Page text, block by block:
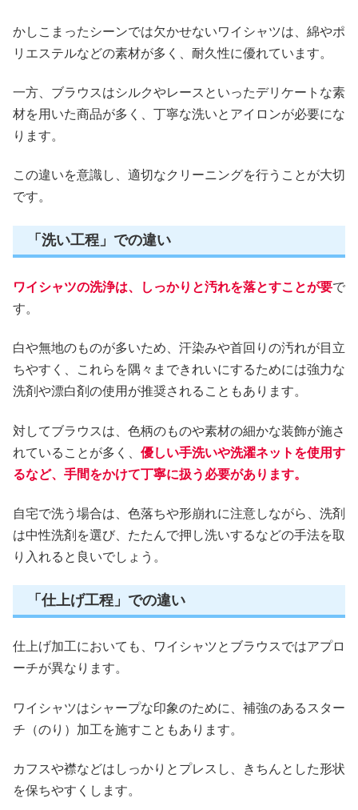
かしこまったシーンでは欠かせないワイシャツは、綿やポ
リエステルなどの素材が多く、耐久性に優れています。
一方、ブラウスはシルクやレースといったデリケートな素
材を用いた商品が多く、丁寧な洗いとアイロンが必要にな
ります。
この違いを意識し、適切なクリーニングを行うことが大切
です。
「洗い工程」での違い
ワイシャツの洗浄は、しっかりと汚れを落とすことが要で
す。
白や無地のものが多いため、汗染みや首回りの汚れが目立
ちやすく、これらを隅々まできれいにするためには強力な
洗剤や漂白剤の使用が推奨されることもあります。
対してブラウスは、色柄のものや素材の細かな装飾が施さ
れていることが多く、 優しい手洗いや洗濯ネットを使用す
るなど、手間をかけて丁寧に扱う必要があります。
自宅で洗う場合は、色落ちや形崩れに注意しながら、洗剤
は中性洗剤を選び、たたんで押し洗いするなどの手法を取
り入れると良いでしょう。
「仕上げ工程」での違い
仕上げ加工においても、ワイシャツとブラウスではアプロ
ーチが異なります。
ワイシャツはシャープな印象のために、補強のあるスター
チ（のり）加工を施すこともあります。
カフスや襟などはしっかりとプレスし、きちんとした形状
を保ちやすくします。